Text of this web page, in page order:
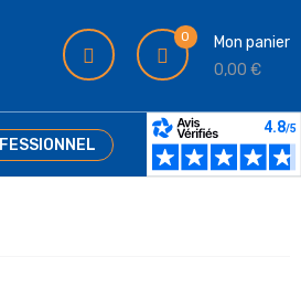
0
Mon panier
0,00 €